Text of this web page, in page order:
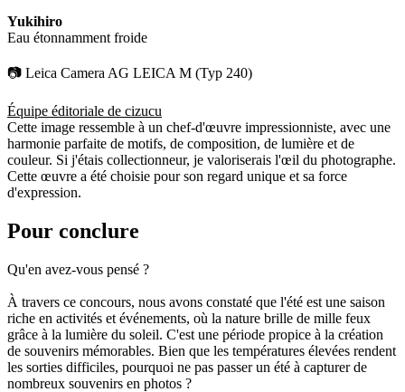
Yukihiro
Eau étonnamment froide
📷 Leica Camera AG LEICA M (Typ 240)
Équipe éditoriale de cizucu
Cette image ressemble à un chef-d'œuvre impressionniste, avec une
harmonie parfaite de motifs, de composition, de lumière et de
couleur. Si j'étais collectionneur, je valoriserais l'œil du photographe.
Cette œuvre a été choisie pour son regard unique et sa force
d'expression.
Pour conclure
Qu'en avez-vous pensé ?
À travers ce concours, nous avons constaté que l'été est une saison
riche en activités et événements, où la nature brille de mille feux
grâce à la lumière du soleil. C'est une période propice à la création
de souvenirs mémorables. Bien que les températures élevées rendent
les sorties difficiles, pourquoi ne pas passer un été à capturer de
nombreux souvenirs en photos ?